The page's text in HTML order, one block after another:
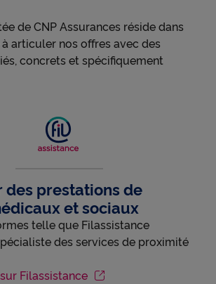
de CNP Assurances réside dans
articuler nos offres avec des
concrets et spécifiquement
prestations de
et sociaux
telle que Filassistance
des services de proximité
Filassistance